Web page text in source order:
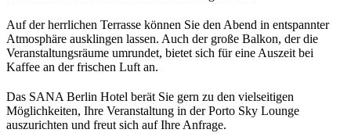
Auf der herrlichen Terrasse können Sie den Abend in entspannter
Atmosphäre ausklingen lassen. Auch der große Balkon, der die
Veranstaltungsräume umrundet, bietet sich für eine Auszeit bei
Kaffee an der frischen Luft an.
Das SANA Berlin Hotel berät Sie gern zu den vielseitigen
Möglichkeiten, Ihre Veranstaltung in der Porto Sky Lounge
auszurichten und freut sich auf Ihre Anfrage.